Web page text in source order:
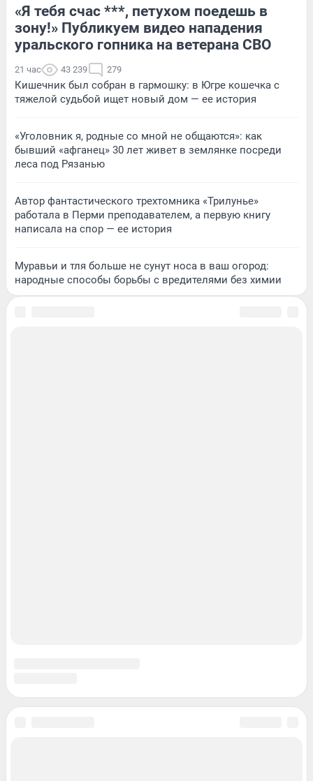
«Я тебя счас ***, петухом поедешь в
зону!» Публикуем видео нападения
уральского гопника на ветерана СВО
21 час 43 239 279
Кишечник был собран в гармошку: в Югре кошечка с
тяжелой судьбой ищет новый дом — ее история
«Уголовник я, родные со мной не общаются»: как
бывший «афганец» 30 лет живет в землянке посреди
леса под Рязанью
Автор фантастического трехтомника «Трилунье»
работала в Перми преподавателем, а первую книгу
написала на спор — ее история
Муравьи и тля больше не сунут носа в ваш огород:
народные способы борьбы с вредителями без химии